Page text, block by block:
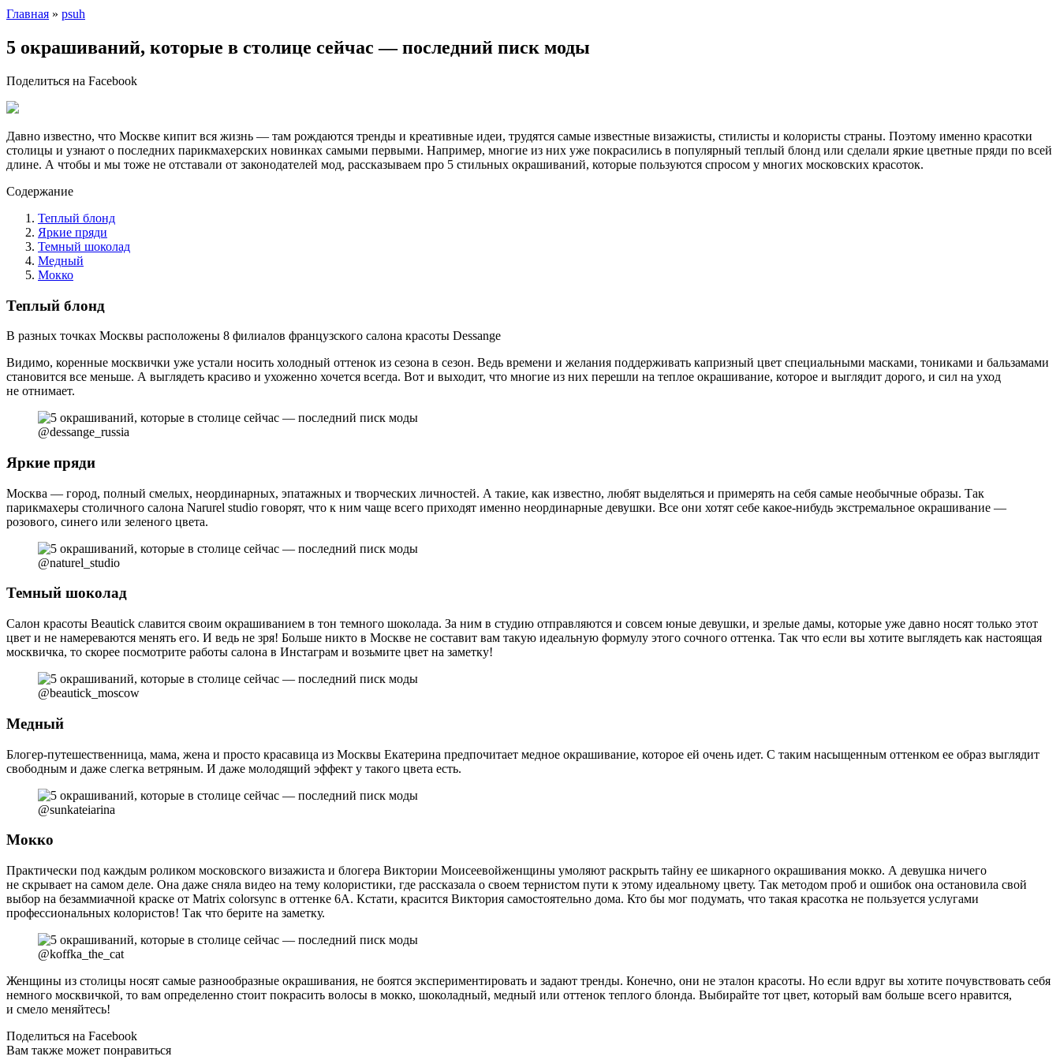
Главная » psuh
5 окрашиваний, которые в столице сейчас — последний писк моды
Поделиться на Facebook
Давно известно, что Москве кипит вся жизнь — там рождаются тренды и креативные идеи, трудятся самые известные визажисты, стилисты и колористы страны. Поэтому именно красотки
столицы и узнают о последних парикмахерских новинках самыми первыми. Например, многие из них уже покрасились в популярный теплый блонд или сделали яркие цветные пряди по всей
длине. А чтобы и мы тоже не отставали от законодателей мод, рассказываем про 5 стильных окрашиваний, которые пользуются спросом у многих московских красоток.
Содержание
Теплый блонд
Яркие пряди
Темный шоколад
Медный
Мокко
Теплый блонд
В разных точках Москвы расположены 8 филиалов французского салона красоты Dessange
Видимо, коренные москвички уже устали носить холодный оттенок из сезона в сезон. Ведь времени и желания поддерживать капризный цвет специальными масками, тониками и бальзамами
становится все меньше. А выглядеть красиво и ухоженно хочется всегда. Вот и выходит, что многие из них перешли на теплое окрашивание, которое и выглядит дорого, и сил на уход
не отнимает.
@dessange_russia
Яркие пряди
Москва — город, полный смелых, неординарных, эпатажных и творческих личностей. А такие, как известно, любят выделяться и примерять на себя самые необычные образы. Так
парикмахеры столичного салона Narurel studio говорят, что к ним чаще всего приходят именно неординарные девушки. Все они хотят себе какое-нибудь экстремальное окрашивание —
розового, синего или зеленого цвета.
@naturel_studio
Темный шоколад
Салон красоты Beautick славится своим окрашиванием в тон темного шоколада. За ним в студию отправляются и совсем юные девушки, и зрелые дамы, которые уже давно носят только этот
цвет и не намереваются менять его. И ведь не зря! Больше никто в Москве не составит вам такую идеальную формулу этого сочного оттенка. Так что если вы хотите выглядеть как настоящая
москвичка, то скорее посмотрите работы салона в Инстаграм и возьмите цвет на заметку!
@beautick_moscow
Медный
Блогер-путешественница, мама, жена и просто красавица из Москвы Екатерина предпочитает медное окрашивание, которое ей очень идет. С таким насыщенным оттенком ее образ выглядит
свободным и даже слегка ветряным. И даже молодящий эффект у такого цвета есть.
@sunkateiarina
Мокко
Практически под каждым роликом московского визажиста и блогера Виктории Моисеевойженщины умоляют раскрыть тайну ее шикарного окрашивания мокко. А девушка ничего
не скрывает на самом деле. Она даже сняла видео на тему колористики, где рассказала о своем тернистом пути к этому идеальному цвету. Так методом проб и ошибок она остановила свой
выбор на безаммиачной краске от Matrix colorsync в оттенке 6А. Кстати, красится Виктория самостоятельно дома. Кто бы мог подумать, что такая красотка не пользуется услугами
профессиональных колористов! Так что берите на заметку.
@koffka_the_cat
Женщины из столицы носят самые разнообразные окрашивания, не боятся экспериментировать и задают тренды. Конечно, они не эталон красоты. Но если вдруг вы хотите почувствовать себя
немного москвичкой, то вам определенно стоит покрасить волосы в мокко, шоколадный, медный или оттенок теплого блонда. Выбирайте тот цвет, который вам больше всего нравится,
и смело меняйтесь!
Поделиться на Facebook
Вам также может понравиться